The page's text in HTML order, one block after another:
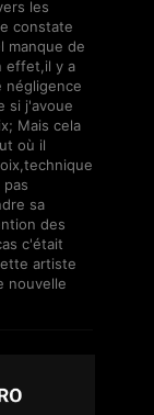
Se Suit (feat.
Ologo
les
constate
manque de
effet,il y a
négligence
si j'avoue
Mais cela
où il
sa
des
c'était
artiste
nouvelle